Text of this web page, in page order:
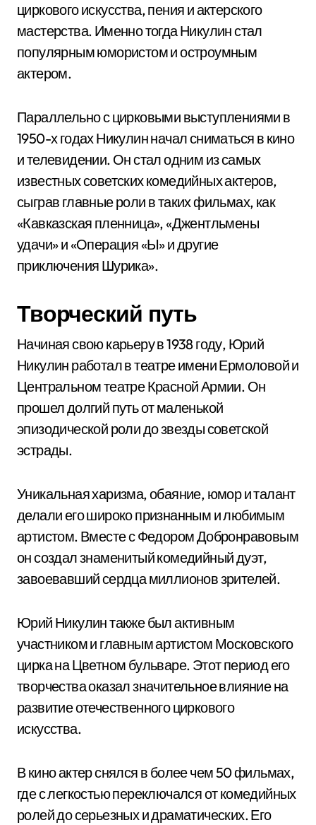
циркового искусства, пения и актерского
мастерства. Именно тогда Никулин стал
популярным юмористом и остроумным
актером.
Параллельно с цирковыми выступлениями в
1950-х годах Никулин начал сниматься в кино
и телевидении. Он стал одним из самых
известных советских комедийных актеров,
сыграв главные роли в таких фильмах, как
«Кавказская пленница», «Джентльмены
удачи» и «Операция «Ы» и другие
приключения Шурика».
Творческий путь
Начиная свою карьеру в 1938 году, Юрий
Никулин работал в театре имени Ермоловой и
Центральном театре Красной Армии. Он
прошел долгий путь от маленькой
эпизодической роли до звезды советской
эстрады.
Уникальная харизма, обаяние, юмор и талант
делали его широко признанным и любимым
артистом. Вместе с Федором Добронравовым
он создал знаменитый комедийный дуэт,
завоевавший сердца миллионов зрителей.
Юрий Никулин также был активным
участником и главным артистом Московского
цирка на Цветном бульваре. Этот период его
творчества оказал значительное влияние на
развитие отечественного циркового
искусства.
В кино актер снялся в более чем 50 фильмах,
где с легкостью переключался от комедийных
ролей до серьезных и драматических. Его